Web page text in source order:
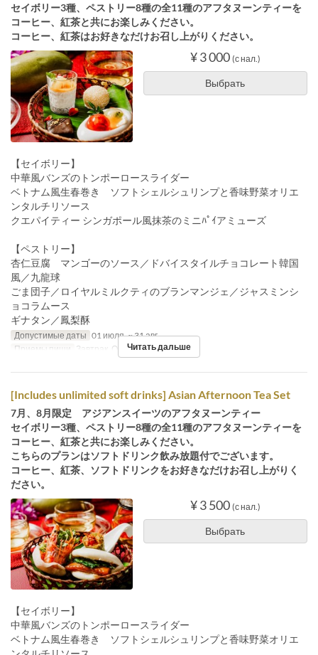
セイボリー3種、ペストリー8種の全11種のアフタヌーンティーを
コーヒー、紅茶と共にお楽しみください。
コーヒー、紅茶はお好きなだけお召し上がりください。
¥ 3 000 (с нал.)
Выбрать
【セイボリー】
中華風バンズのトンポーロースライダー
ベトナム風生春巻き ソフトシェルシュリンプと香味野菜オリエ
ンタルチリソース
クエパイティー シンガポール風抹茶のミニﾊﾟｲアミューズ
【ペストリー】
杏仁豆腐 マンゴーのソース／ドバイスタイルチョコレート韓国
風／九龍球
ごま団子／ロイヤルミルクティのブランマンジェ／ジャスミンシ
ョコラムース
ギナタン／鳳梨酥
Допустимые даты 01 июля. ~ 31 авг.
Приемы пищи Завтрак, Обед, Чай, Ужин
Читать дальше
[Includes unlimited soft drinks] Asian Afternoon Tea Set
7月、8月限定 アジアンスイーツのアフタヌーンティー
セイボリー3種、ペストリー8種の全11種のアフタヌーンティーを
コーヒー、紅茶と共にお楽しみください。
こちらのプランはソフトドリンク飲み放題付でございます。
コーヒー、紅茶、ソフトドリンクをお好きなだけお召し上がりく
ださい。
¥ 3 500 (с нал.)
Выбрать
【セイボリー】
中華風バンズのトンポーロースライダー
ベトナム風生春巻き ソフトシェルシュリンプと香味野菜オリエ